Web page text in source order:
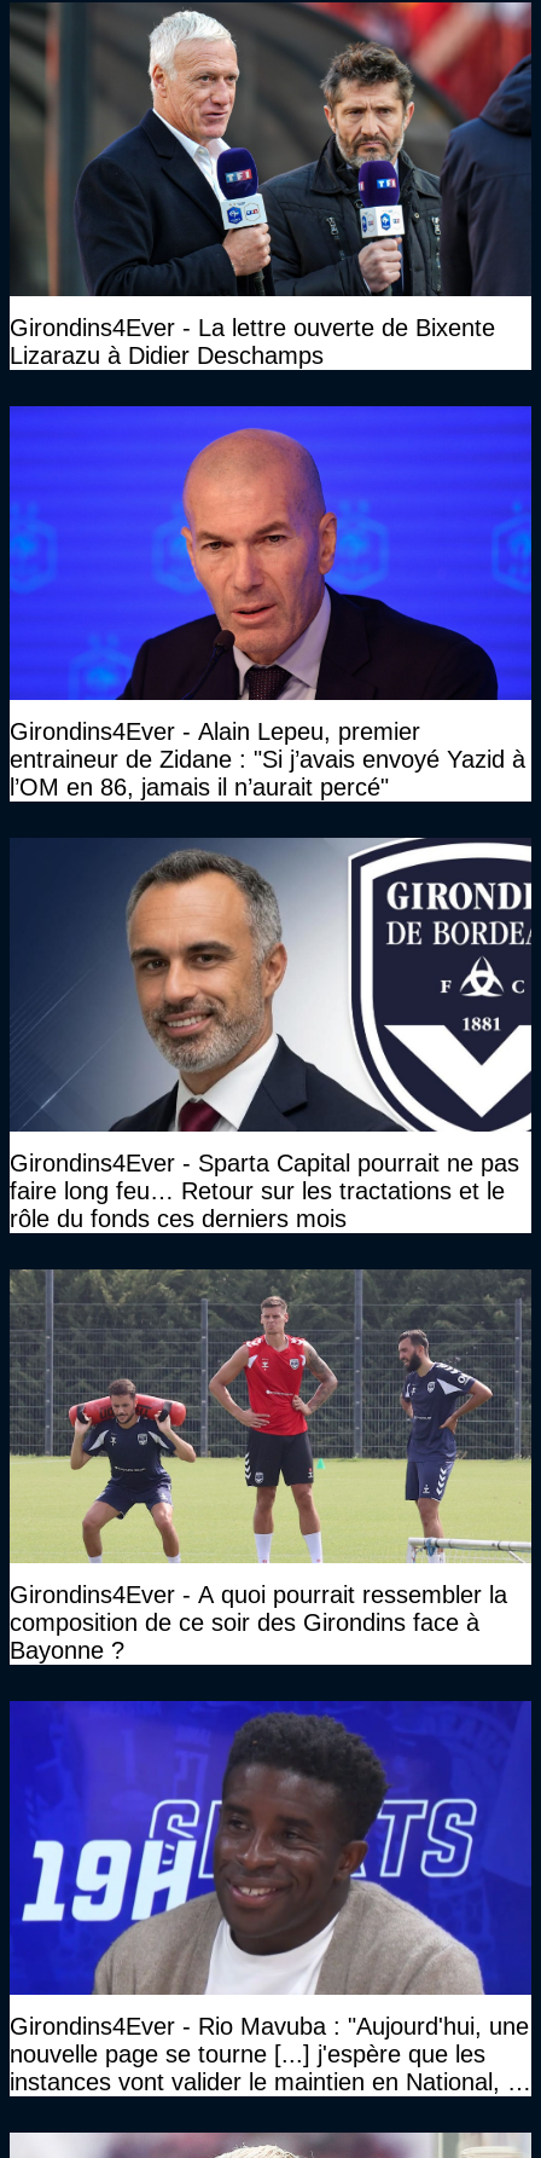
Girondins4Ever - La lettre ouverte de Bixente
Lizarazu à Didier Deschamps
Girondins4Ever - Alain Lepeu, premier
entraineur de Zidane : "Si j’avais envoyé Yazid à
l’OM en 86, jamais il n’aurait percé"
Girondins4Ever - Sparta Capital pourrait ne pas
faire long feu… Retour sur les tractations et le
rôle du fonds ces derniers mois
Girondins4Ever - A quoi pourrait ressembler la
composition de ce soir des Girondins face à
Bayonne ?
Girondins4Ever - Rio Mavuba : "Aujourd'hui, une
nouvelle page se tourne [...] j'espère que les
instances vont valider le maintien en National, et
haut niveau"